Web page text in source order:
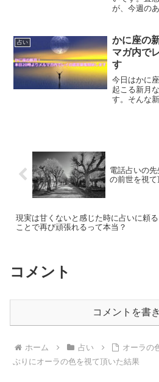
が、今週の
直感で感じ
です。天か
週間を過ご
占い
かに座の
マガ内で
す
今日はかに
起こる新月
す。そんな
電話占いの
の前世を視
現実は甘くないと感じた時に占いに頼る
ことで再び頑張れるって本当？
コメント
コメントを書
ホーム 占い
オーラの
ぶりにオーラの色を視て頂いた結果